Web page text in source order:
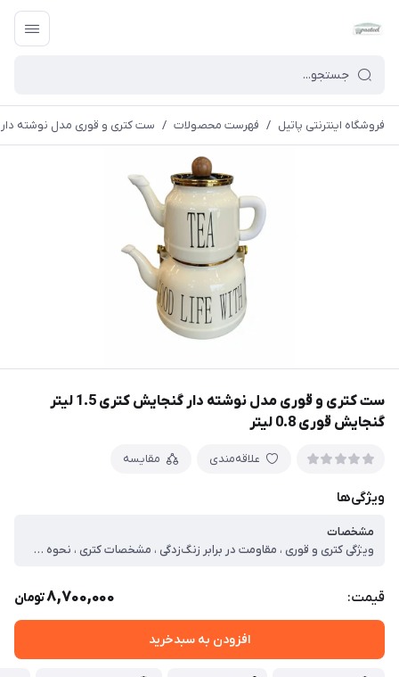
فروشگاه اینترنتی پاتیل / فهرست محصولات / ست کتری و قوری مدل نوشته دار گنجایش کتری 1.5
ست کتری و قوری مدل نوشته دار گنجایش کتری 1.5 لیتر
گنجایش قوری 0.8 لیتر
علاقه‌مندی مقایسه
ویژگی‌ها
مشخصات
ویژگی کتری و قوری ، مقاومت در برابر زنگ‌زدگی ، مشخصات کتری ، نحوه شست‌وشو ، شست‌وشو با دست ، ابعاد کتری ، ۱۲*۱۶*۱۶ سانتی‌متر ، وزن کتری ، ۵۰۰ گرم ، سازگار با ، اجاق گاز ، اجاق برقی ، جنس بدنه‌ کتری ، لعابی ، گنجایش کتری ، لیتر ۱.۵ ، جنس دسته کتری ، چوب ، مشخصات قوری ، ابعاد قوری ، ۱۰*۱۰*۱۴ سانتی‌متر ، وزن قوری ، ۴۰۰ گرم ، جنس بدنه قوری ، لعابی
قیمت: 8,700,000تومان
افزودن به سبدخرید